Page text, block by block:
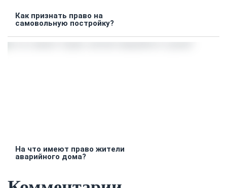
Как признать право на
самовольную постройку?
На что имеют право жители
аварийного дома?